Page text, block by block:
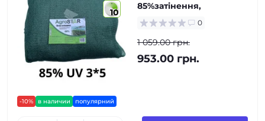
10
-10% в наличии популярний
85%затінення,
0
1 059.00 грн.
953.00 грн.